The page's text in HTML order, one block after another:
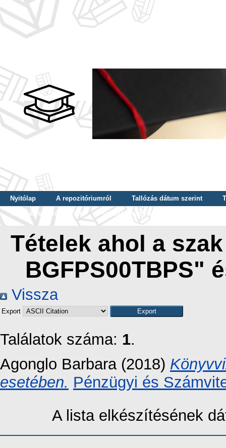
Nyitólap A repozitóriumról Tallózás dátum szerint
Tallózás szerző szerint
Tallózás nyelv szerint
Tételek ahol a
BGFPS00TBPS"
Vissza
Export
Találatok száma: 1.
Agonglo Barbara (2018)
esetében. Pénzügyi és
A lista elkészítésének